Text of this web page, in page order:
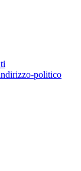
politico